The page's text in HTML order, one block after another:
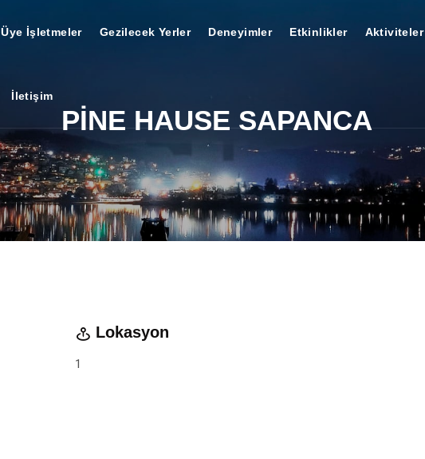
Üye İşletmeler Gezilecek Yerler Deneyimler Etkinlikler Aktiviteler
İletişim
PİNE HAUSE SAPANCA
Lokasyon
1